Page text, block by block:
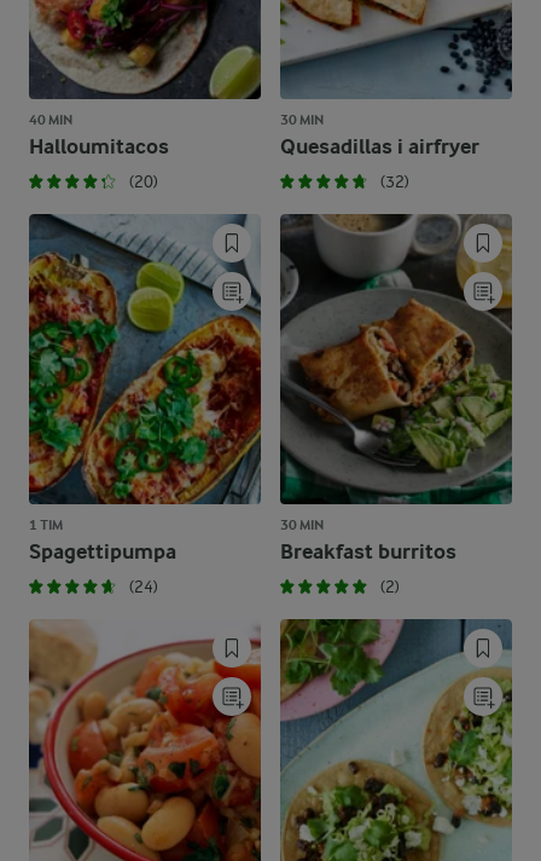
40 MIN
Halloumitacos
(20)
30 MIN
Quesadillas i airfryer
(32)
1 TIM
Spagettipumpa
(24)
30 MIN
Breakfast burritos
(2)